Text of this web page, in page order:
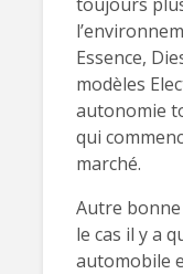
Essence,
modèles
autonomie
qui
marché.
Autre bonne
le cas il y a
automobile